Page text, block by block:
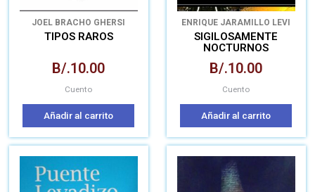
JOEL BRACHO GHERSI
TIPOS RAROS
B/.10.00
Cuento
Añadir al carrito
ENRIQUE JARAMILLO LEVI
SIGILOSAMENTE
NOCTURNOS
B/.10.00
Cuento
Añadir al carrito